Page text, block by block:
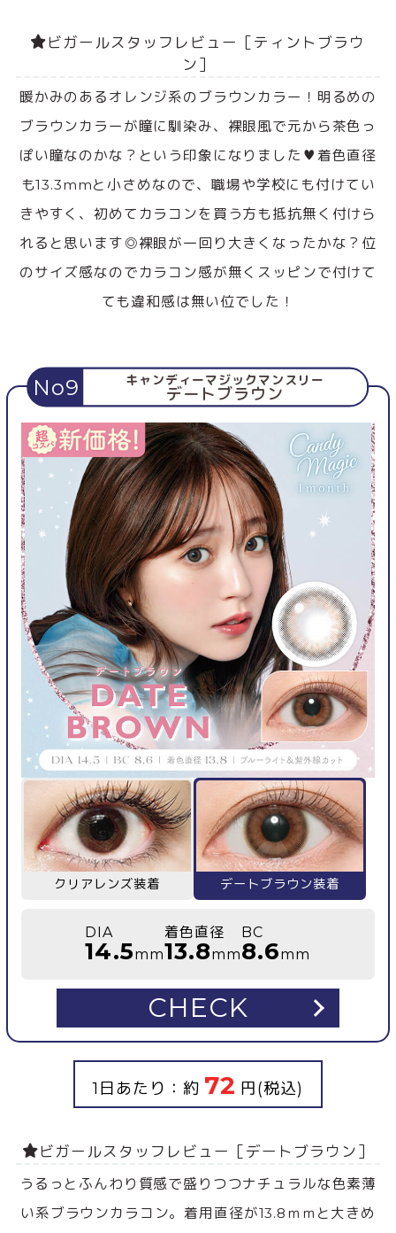
ビガールスタッフレビュー［ティントブラウ
ン］
暖かみのあるオレンジ系のブラウンカラー！明るめの
ブラウンカラーが瞳に馴染み、裸眼風で元から茶色っ
ぽい瞳なのかな？という印象になりました♥着色直径
も13.3mmと小さめなので、職場や学校にも付けてい
きやすく、初めてカラコンを買う方も抵抗無く付けら
れると思います◎裸眼が一回り大きくなったかな？位
のサイズ感なのでカラコン感が無くスッピンで付けて
ても違和感は無い位でした！
No9 キャンディーマジックマンスリー
デートブラウン
クリアレンズ装着 デートブラウン装着
DIA
14.5mm
着色直径
13.8mm
BC
8.6mm
CHECK
1日あたり：約 72 円(税込)
ビガールスタッフレビュー［デートブラウン］
うるっとふんわり質感で盛りつつナチュラルな色素薄
い系ブラウンカラコン。着用直径が13.8ｍｍと大きめ